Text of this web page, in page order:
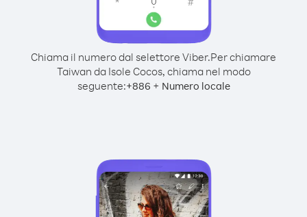
Chiama il numero dal selettore Viber.Per chiamare
Taiwan da Isole Cocos, chiama nel modo
seguente:+886 + Numero locale